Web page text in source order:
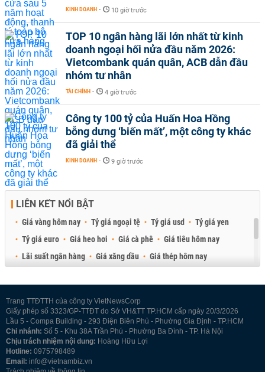
KINH DOANH - 10 giờ trước
TOP 10 ngân hàng lãi lớn nhất từ kinh
doanh ngoại hối nửa đầu năm 2026:
Vietcombank quán quân, ACB dẫn đầu
nhóm tư nhân
TÀI CHÍNH - 4 giờ trước
Công ty 100 tỷ của Huấn Hoa Hồng
bỗng dưng ‘biến mất’, một công ty khác
đã giải thể
KINH DOANH - 9 giờ trước
LIÊN KẾT NỔI BẬT
Giá vàng hôm nay Tỷ giá ngoại tệ Tỷ giá usd
Tỷ giá yen
Tỷ giá euro
Giá heo hơi Giá cà phê
Giá tiêu hôm nay
Lãi suất ngân hàng
Giá xăng dầu
Giá thép hôm nay
Trang TTĐTTH của công ty VietNewsCorp
Giấy phép số 3323/GP-TTĐT do Sở VH&TT TP.HCM cấp ngày 20/3/2026
Lầu 5 - Compa Building - 293 Điện Biên Phủ - Phường Gia Định - TP.HCM
Chi nhánh: Số 5 - Khu 38A Trần Phú - Phường Ba Đình - TP. Hà Nội
Chịu trách nhiệm nội dung: Hoàng Hữu Lợi
Hotline: 0975798489
Email: info@vietnambiz.vn